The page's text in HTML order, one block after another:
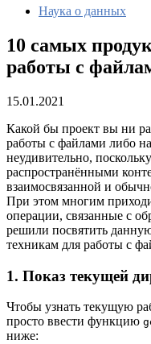
Наука о данных
10 самых
работы с
15.01.2021
Какой бы проект вы ни
работы с файлами либо
неудивительно,
распространёнными
взаимосвязанной и
При этом многим
операции, связанные с
решили посвятить
техникам для работы с
1. Показ текущей
Чтобы узнать текущую
просто ввести функцию
ниже: